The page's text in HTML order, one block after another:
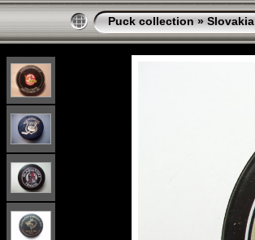
Puck collection » Slovakia